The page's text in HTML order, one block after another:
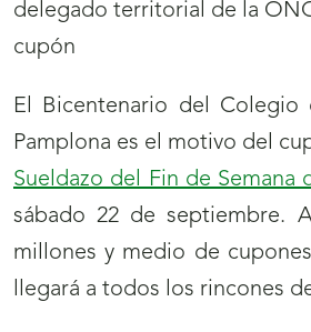
El Bicentenario del Colegio
Pamplona es el motivo del
Sueldazo del Fin de Semana
sábado 22 de septiembre.
millones y medio de
llegará a todos los rincones